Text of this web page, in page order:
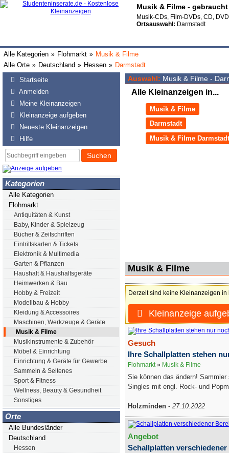
Musik & Filme -
Musik-CDs, Film-DVDs, CD,
Ortsauswahl: Darmstadt
Alle Kategorien » Flohmarkt » Musik & Filme
Alle Orte » Deutschland » Hessen » Darmstadt
Startseite
Anmelden
Meine Kleinanzeigen
Kleinanzeige aufgeben
Neueste Kleinanzeigen
Hilfe
Suchen
Kategorien
Alle Kategorien
Flohmarkt
Antiquitäten & Kunst
Baby, Kinder & Spielzeug
Bücher & Zeitschriften
Eintrittskarten & Tickets
Elektronik & Multimedia
Garten & Pflanzen
Haushalt & Haushaltsgeräte
Heimwerken & Bau
Hobby & Freizeit
Modellbau & Hobby
Kleidung & Accessoires
Maschinen, Werkzeuge & Geräte
Musik & Filme
Musikinstrumente & Zubehör
Möbel & Einrichtung
Einrichtung & Geräte für Gewerbe
Sammeln & Seltenes
Sport & Fitness
Wellness, Beauty & Gesundheit
Sonstiges
Orte
Alle Bundesländer
Deutschland
Hessen
Auswahl: Musik & Filme -
Alle Kleinanzeigen in...
Musik & Filme
Darmstadt
Musik & Filme Darmstadt
Musik & Filme
Derzeit sind keine Kleinanzeigen in
Kleinanzeige
Gesuch
Ihre Schallplatten stehen
Flohmarkt» Musik & Filme
Sie können das ändern!
Singles mit engl. Rock- und
Holzminden - 27.10.2022
Angebot
Schallplatten verschiedener